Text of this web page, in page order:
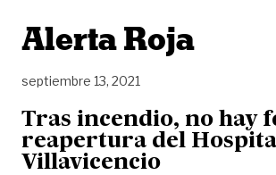
Alerta Roja
septiembre 13, 2021
Tras incendio, no hay
reapertura del
Villavicencio